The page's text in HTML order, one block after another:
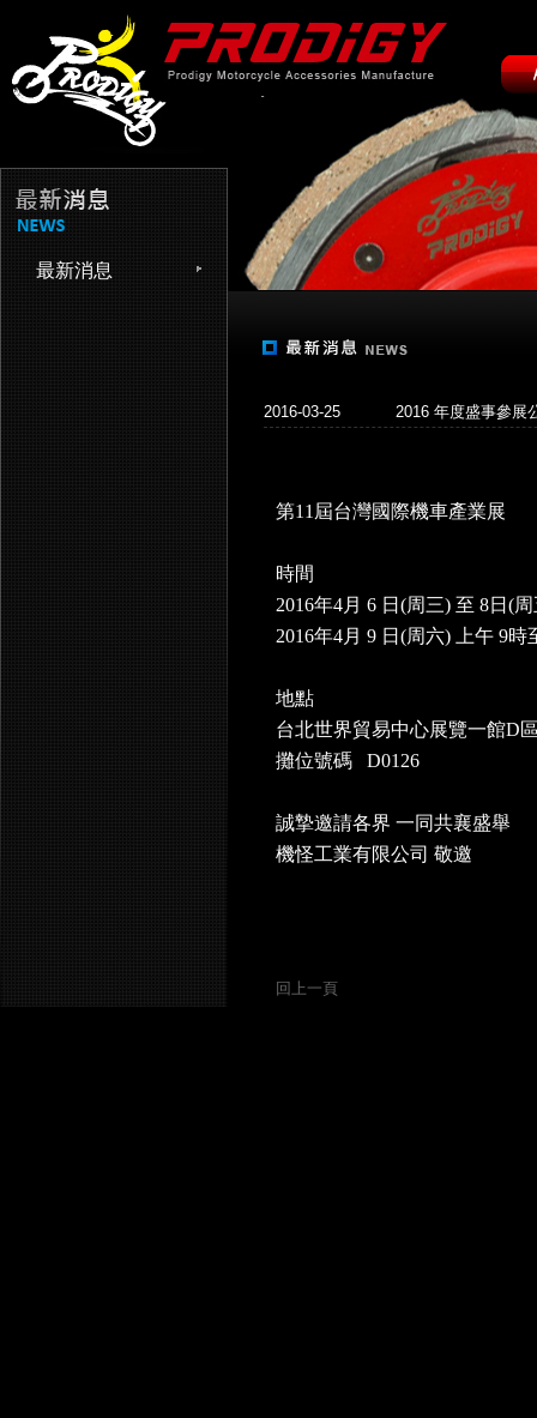
最新消息
2016-03-25 2016 年度盛事參展
第11屆台灣國際機車產業展
時間
2016年4月 6 日(周三) 至 8日(
2016年4月 9 日(周六) 上午 9時
地點
台北世界貿易中心展覽一館D
攤位號碼 D0126
誠摯邀請各界 一同共襄盛舉
機怪工業有限公司 敬邀
回上一頁